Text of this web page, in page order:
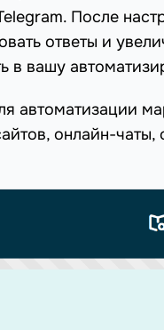
После
ответы и
в вашу
автоматизации
онлайн-